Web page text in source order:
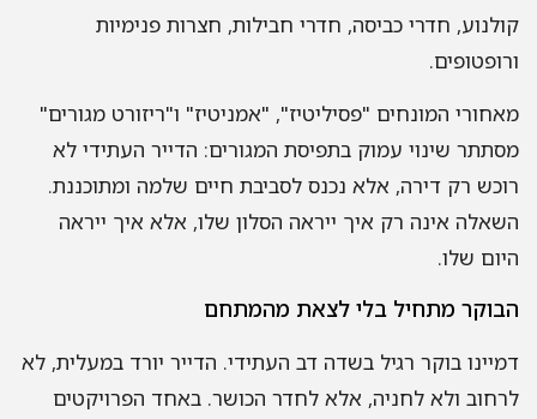
חדרי כביסה, חדרי חבילות, חצרות פנימיות
המונחים "פסיליטיז", "אמניטיז" ו"ריזורט מגורים"
שינוי עמוק בתפיסת המגורים: הדייר העתידי לא
רק דירה, אלא נכנס לסביבת חיים שלמה ומתוכננת.
אינה רק איך ייראה הסלון שלו, אלא איך ייראה
שלו.
מתחיל בלי לצאת מהמתחם
בוקר רגיל בשדה דב העתידי. הדייר יורד במעלית, לא
ולא לחניה, אלא לחדר הכושר. באחד הפרויקטים